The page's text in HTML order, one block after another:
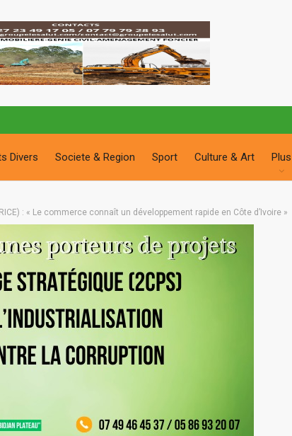
Divers Societe & Region Sport Culture & Art Plus
: « Le commerce connaît un développement rapide en Côte d’Ivoire »